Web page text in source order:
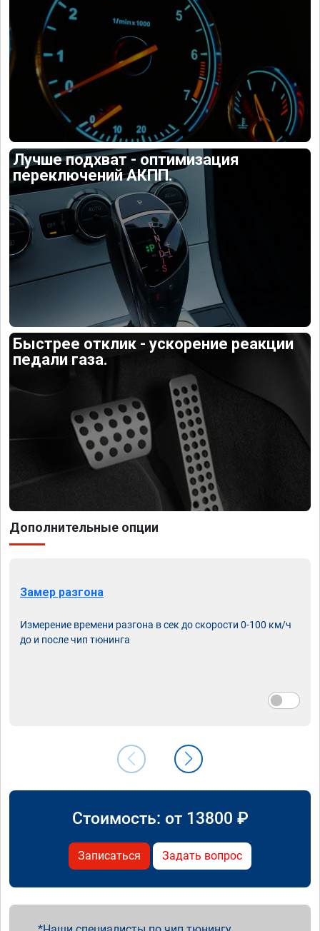
Лучше подхват - оптимизация
переключений АКПП.
Быстрее отклик - ускорение реакции
педали газа.
Дополнительные опции
Замер разгона
Измерение времени разгона в сек до скорости 0-100 км/ч
до и после чип тюнинга
Стоимость: от 13800 ₽
Записаться Задать вопрос